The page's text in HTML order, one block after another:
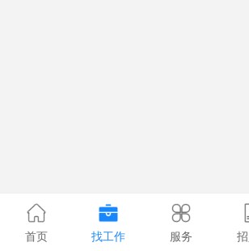
首页 找工作 服务